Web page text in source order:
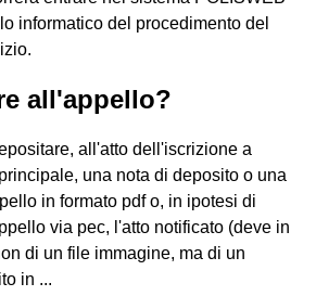
informatico del procedimento del
all'appello?
all'atto dell'iscrizione a
una nota di deposito o una
in formato pdf o, in ipotesi di
via pec, l'atto notificato (deve in
di un file immagine, ma di un
in ...